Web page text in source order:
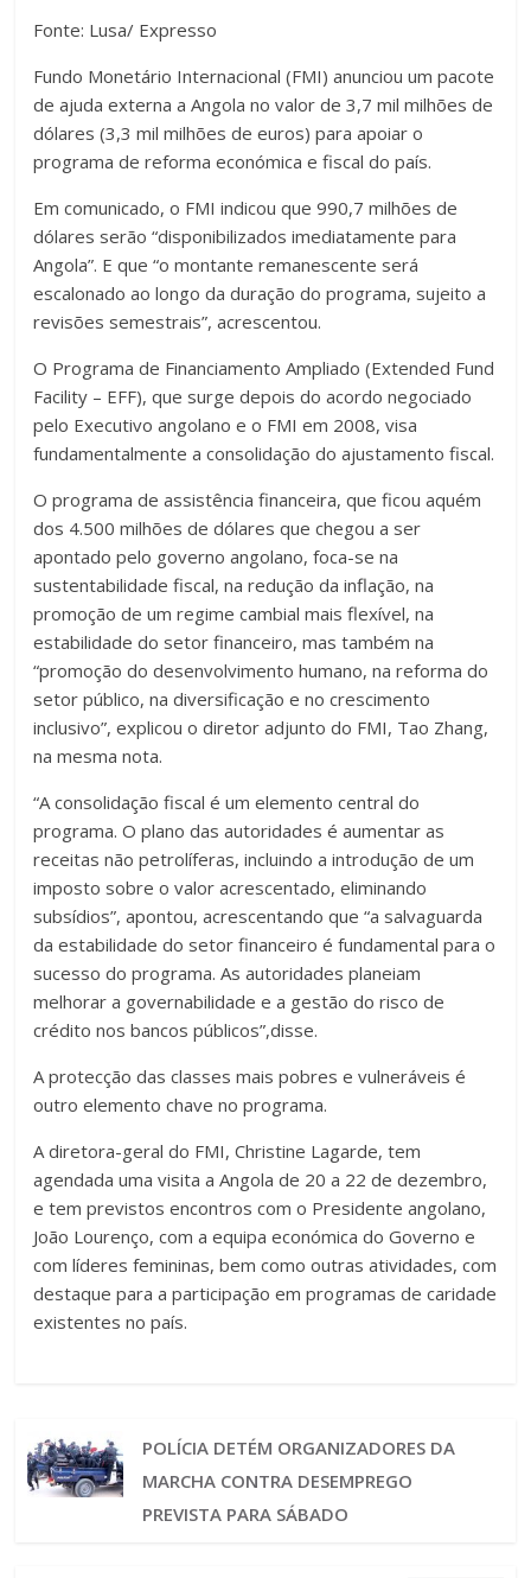
Fonte: Lusa/ Expresso
Fundo Monetário Internacional (FMI) anunciou um pacote
de ajuda externa a Angola no valor de 3,7 mil milhões de
dólares (3,3 mil milhões de euros) para apoiar o
programa de reforma económica e fiscal do país.
Em comunicado, o FMI indicou que 990,7 milhões de
dólares serão “disponibilizados imediatamente para
Angola”. E que “o montante remanescente será
escalonado ao longo da duração do programa, sujeito a
revisões semestrais”, acrescentou.
O Programa de Financiamento Ampliado (Extended Fund
Facility – EFF), que surge depois do acordo negociado
pelo Executivo angolano e o FMI em 2008, visa
fundamentalmente a consolidação do ajustamento fiscal.
O programa de assistência financeira, que ficou aquém
dos 4.500 milhões de dólares que chegou a ser
apontado pelo governo angolano, foca-se na
sustentabilidade fiscal, na redução da inflação, na
promoção de um regime cambial mais flexível, na
estabilidade do setor financeiro, mas também na
“promoção do desenvolvimento humano, na reforma do
setor público, na diversificação e no crescimento
inclusivo”, explicou o diretor adjunto do FMI, Tao Zhang,
na mesma nota.
“A consolidação fiscal é um elemento central do
programa. O plano das autoridades é aumentar as
receitas não petrolíferas, incluindo a introdução de um
imposto sobre o valor acrescentado, eliminando
subsídios”, apontou, acrescentando que “a salvaguarda
da estabilidade do setor financeiro é fundamental para o
sucesso do programa. As autoridades planeiam
melhorar a governabilidade e a gestão do risco de
crédito nos bancos públicos”,disse.
A protecção das classes mais pobres e vulneráveis é
outro elemento chave no programa.
A diretora-geral do FMI, Christine Lagarde, tem
agendada uma visita a Angola de 20 a 22 de dezembro,
e tem previstos encontros com o Presidente angolano,
João Lourenço, com a equipa económica do Governo e
com líderes femininas, bem como outras atividades, com
destaque para a participação em programas de caridade
existentes no país.
POLÍCIA DETÉM ORGANIZADORES DA
MARCHA CONTRA DESEMPREGO
PREVISTA PARA SÁBADO